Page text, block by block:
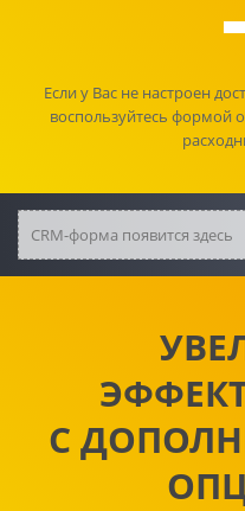
Если у Вас не настроен
воспользуйтесь формой
CRM-форма появится здесь
С